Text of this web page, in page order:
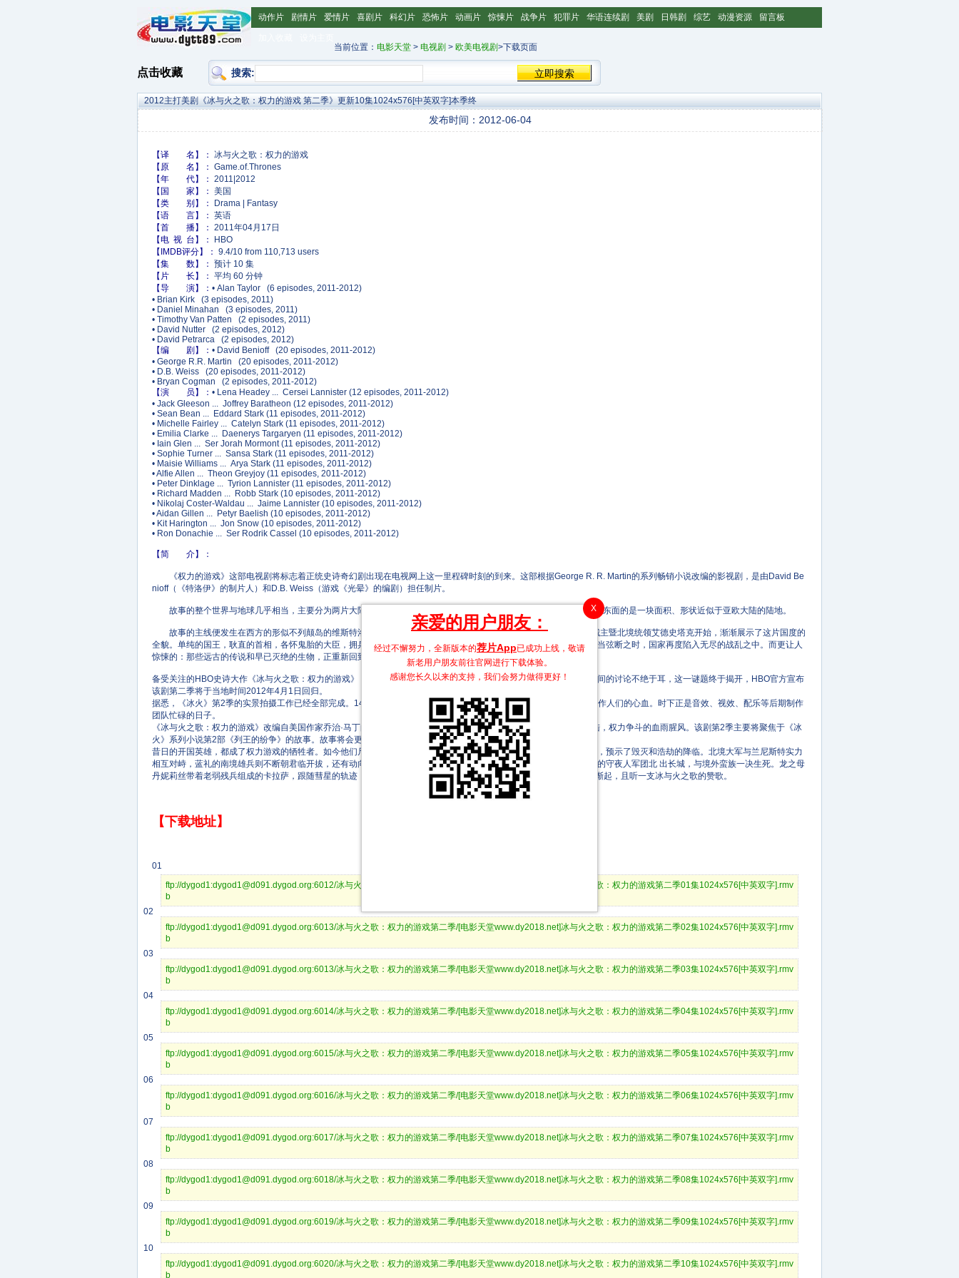
动作片 剧情片 爱情片 喜剧片 科幻片 恐怖片 动画片 惊悚片 战争片 犯罪片 华语连续剧 美剧 日韩剧 综艺 动漫资源 留言板
当前位置： 电影天堂 > 电视剧 > 欧美电视剧>下载页面
点击收藏 搜索:
2012主打美剧《冰与火之歌：权力的游戏 第二季》更新10集1024x576[中英双字]本季终
发布时间：2012-06-04
【译 名】： 冰与火之歌：权力的游戏
【原 名】： Game.of.Thrones
【年 代】： 2011|2012
【国 家】： 美国
【类 别】：
Drama | Fantasy
【语 言】： 英语
【首 播】： 2011年04月17日
【电 视 台】：
HBO
【IMDB评分】： 9.4/10 from 110,713 users
【集 数】： 预计 10 集
【片 长】： 平均 60 分钟
【导 演】： • Alan Taylor (6 episodes, 2011-2012)
• Brian Kirk (3 episodes, 2011)
• Daniel Minahan (3 episodes, 2011)
• Timothy Van Patten (2 episodes, 2011)
• David Nutter (2 episodes, 2012)
• David Petrarca (2 episodes, 2012)
【编 剧】： • David Benioff (20 episodes, 2011-2012)
• George R.R. Martin (20 episodes, 2011-2012)
• D.B. Weiss (20 episodes, 2011-2012)
• Bryan Cogman (2 episodes, 2011-2012)
【演 员】： • Lena Headey ... Cersei Lannister (12 episodes, 2011-2012)
• Jack Gleeson ... Joffrey Baratheon (12 episodes, 2011-2012)
• Sean Bean ... Eddard Stark (11 episodes, 2011-2012)
• Michelle Fairley ... Catelyn Stark (11 episodes, 2011-2012)
• Emilia Clarke ... Daenerys Targaryen (11 episodes, 2011-2012)
• Iain Glen ... Ser Jorah Mormont (11 episodes, 2011-2012)
• Sophie Turner ... Sansa Stark (11 episodes, 2011-2012)
• Maisie Williams ... Arya Stark (11 episodes, 2011-2012)
• Alfie Allen ... Theon Greyjoy (11 episodes, 2011-2012)
• Peter Dinklage ... Tyrion Lannister (11 episodes, 2011-2012)
• Richard Madden ... Robb Stark (10 episodes, 2011-2012)
• Nikolaj Coster-Waldau ... Jaime Lannister (10 episodes, 2011-2012)
• Aidan Gillen ... Petyr Baelish (10 episodes, 2011-2012)
• Kit Harington ... Jon Snow (10 episodes, 2011-2012)
• Ron Donachie ... Ser Rodrik Cassel (10 episodes, 2011-2012)
【简 介】：
《权力的游戏》这部电视剧将标志着正统史诗奇幻剧出现在电视网上这一里程碑时刻的到来。这部根据George R. R. Martin的系列畅销小说改编的影视剧，是由David Be
nioff（《特洛伊》的制片人）和D.B. Weiss（游戏《光晕》的编剧）担任制片。
故事的整个世界与地球几乎相当，主要分为两片大陆。位于西面的是“日落国度”维斯特洛，面积约等于南美洲。位于东面的是一块面积、形状近似于亚欧大陆的陆地。
故事的主线便发生在西方的形似不列颠岛的维斯特洛大陆上。由国王劳勃•拜拉席恩前往北地拜访他的好友：临冬城主暨北境统领艾德史塔克开始，渐渐展示了这片国度的
全貌。单纯的国王，耿直的首相，各怀鬼胎的大臣，拥兵自重的四方诸侯，全国仅靠着一根细弦维系着表面的和平，而当弦断之时，国家再度陷入无尽的战乱之中。而更让人
惊悚的：那些远古的传说和早已灭绝的生物，正重新回到这片土地。
备受关注的HBO史诗大作《冰与火之歌：权力的游戏》（Game of Thrones）第一季大获成功之后，关于第二季回归时间的讨论不绝于耳，这一谜题终于揭开，HBO官方宣布
该剧第二季将于当地时间2012年4月1日回归。
据悉，《冰火》第2季的实景拍摄工作已经全部完成。140天，3个国家，诸多外景地……10个小时的故事盈满了电视制作人们的心血。时下正是音效、视效、配乐等后期制作
团队忙碌的日子。
《冰与火之歌：权力的游戏》改编自美国作家乔治·马丁的同名畅销奇幻小说系列，故事发生在一块名叫维斯特洛的大陆，权力争斗的血雨腥风。该剧第2季主要将聚焦于《冰
火》系列小说第2部《列王的纷争》的故事。故事将会更加黑暗，寒风渐起，4月1日我们不见不散。
昔日的开国英雄，都成了权力游戏的牺牲者。如今他们尸骨未寒，群雄相继而起，纷纷僭越称王。天际一道血红色彗星，预示了毁灭和浩劫的降临。北境大军与兰尼斯特实力
相互对峙，蓝礼的南境雄兵则不断朝君临开拔，还有动向不明的史坦尼斯，以及西北黑海之上的铁群岛诸民。戍守北疆的守夜人军团北 出长城，与境外蛮族一决生死。龙之母
丹妮莉丝带着老弱残兵组成的卡拉萨，跟随彗星的轨迹，穿越茫茫洪荒，朝遥远渺茫的复国大业进发...凛冬将至，冷风渐起，且听一支冰与火之歌的赞歌。
【下载地址】
01
ftp://dygod1:dygod1@d091.dygod.org:6012/冰与火之歌：权力的游戏第二季/[电影天堂www.dy2018.net]冰与火之歌：权力的游戏第二季01集1024x576[中英双字].rmv
b
02
ftp://dygod1:dygod1@d091.dygod.org:6013/冰与火之歌：权力的游戏第二季/[电影天堂www.dy2018.net]冰与火之歌：权力的游戏第二季02集1024x576[中英双字].rmv
b
03
ftp://dygod1:dygod1@d091.dygod.org:6013/冰与火之歌：权力的游戏第二季/[电影天堂www.dy2018.net]冰与火之歌：权力的游戏第二季03集1024x576[中英双字].rmv
b
04
ftp://dygod1:dygod1@d091.dygod.org:6014/冰与火之歌：权力的游戏第二季/[电影天堂www.dy2018.net]冰与火之歌：权力的游戏第二季04集1024x576[中英双字].rmv
b
05
ftp://dygod1:dygod1@d091.dygod.org:6015/冰与火之歌：权力的游戏第二季/[电影天堂www.dy2018.net]冰与火之歌：权力的游戏第二季05集1024x576[中英双字].rmv
b
06
ftp://dygod1:dygod1@d091.dygod.org:6016/冰与火之歌：权力的游戏第二季/[电影天堂www.dy2018.net]冰与火之歌：权力的游戏第二季06集1024x576[中英双字].rmv
b
07
ftp://dygod1:dygod1@d091.dygod.org:6017/冰与火之歌：权力的游戏第二季/[电影天堂www.dy2018.net]冰与火之歌：权力的游戏第二季07集1024x576[中英双字].rmv
b
08
ftp://dygod1:dygod1@d091.dygod.org:6018/冰与火之歌：权力的游戏第二季/[电影天堂www.dy2018.net]冰与火之歌：权力的游戏第二季08集1024x576[中英双字].rmv
b
09
ftp://dygod1:dygod1@d091.dygod.org:6019/冰与火之歌：权力的游戏第二季/[电影天堂www.dy2018.net]冰与火之歌：权力的游戏第二季09集1024x576[中英双字].rmv
b
10
ftp://dygod1:dygod1@d091.dygod.org:6020/冰与火之歌：权力的游戏第二季/[电影天堂www.dy2018.net]冰与火之歌：权力的游戏第二季10集1024x576[中英双字].rmv
b
X
亲爱的用户朋友：
经过不懈努力，全新版本的荐片App已成功上线，敬请
新老用户朋友前往官网进行下载体验。
感谢您长久以来的支持，我们会努力做得更好！